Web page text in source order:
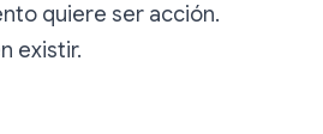
quiere ser acción.
existir.